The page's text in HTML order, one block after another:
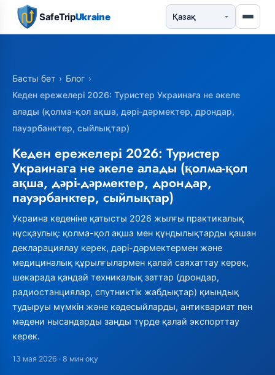
SafeTripUkraine
Басты бет › Блог ›
Кеден ережелері 2026: Туристер Украинаға не әкеле
алады (қолма-қол ақша, дәрі-дәрмектер, дрондар,
пауэрбанктер, сыйлықтар)
Кеден ережелері 2026: Туристер
Украинаға не әкеле алады (қолма-қол
ақша, дәрі-дәрмектер, дрондар,
пауэрбанктер, сыйлықтар)
Украина кеденіне қатысты 2026 жылғы практикалық
нұсқаулық: қолма-қол ақша мен құндылықтарды қашан
декларациялау керек, дәрі-дәрмектермен және
медициналық құрылғылармен қалай саяхаттау керек,
шекарада қандай техникалық заттар (дрондар,
радиостанциялар, спутниктік жабдықтар) қиындық
тудыруы мүмкін және кәдесыйларды, антиквариат пен
мәдени нысандарды заңды түрде қалай экспорттау
керек.
13 мая 2026 · 8 мин оқу